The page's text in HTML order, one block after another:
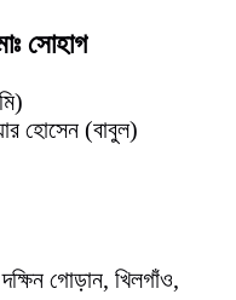
সোহাগ
হোসেন (বাবুল)
গোড়ান, খিলগাঁও,